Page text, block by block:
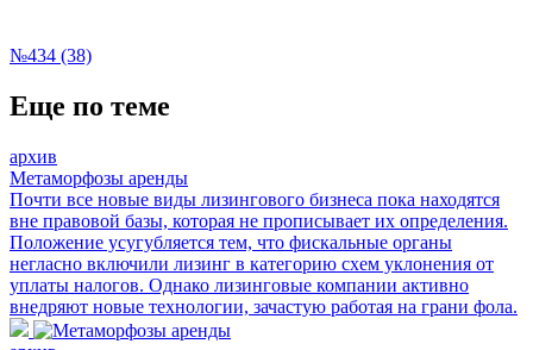
№434 (38)
Еще по теме
архив
Метаморфозы аренды
Почти все новые виды лизингового бизнеса пока находятся
вне правовой базы, которая не прописывает их определения.
Положение усугубляется тем, что фискальные органы
негласно включили лизинг в категорию схем уклонения от
уплаты налогов. Однако лизинговые компании активно
внедряют новые технологии, зачастую работая на грани фола.